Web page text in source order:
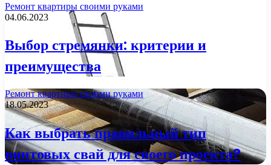
Ремонт квартиры своими руками
04.06.2023
Выбор стремянки: критерии и
преимущества
Ремонт квартиры своими руками
18.05.2023
Как выбрать правильный тип
винтовых свай для своего проекта?